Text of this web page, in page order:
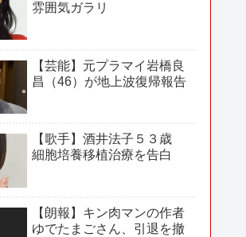
雰囲気ガラリ
【芸能】元プラマイ岩橋良
昌（46）が地上波復帰報告
【歌手】酒井法子５３歳
細胞培養移植治療を告白
【朗報】キン肉マンの作者
ゆでたまごさん、引退を撤